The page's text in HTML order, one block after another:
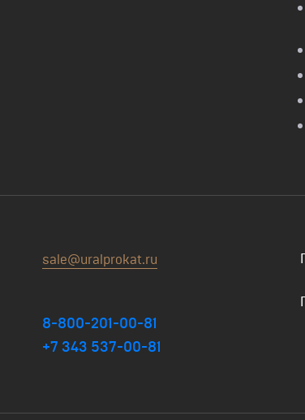
sale@uralprokat.ru
8-800-201-00-81
+7 343 537-00-81